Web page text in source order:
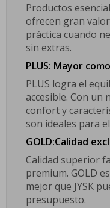
Productos
ofrecen gran
práctica cuando
sin extras.
PLUS: Mayor
PLUS logra el
accesible. Con un
confort y
son ideales para
GOLD:Calidad
Calidad superior
premium. GOLD
mejor que JYSK
presupuesto.